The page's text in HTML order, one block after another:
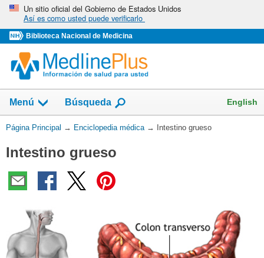
Omita
vaya
al
Contenido
Un sitio oficial del Gobierno de Estados Unidos
Así es como usted puede verificarlo
Biblioteca Nacional de Medicina
Menú Búsqueda English
Usted
aquí:
Página Principal → Enciclopedia médica → Intestino grueso
Intestino grueso